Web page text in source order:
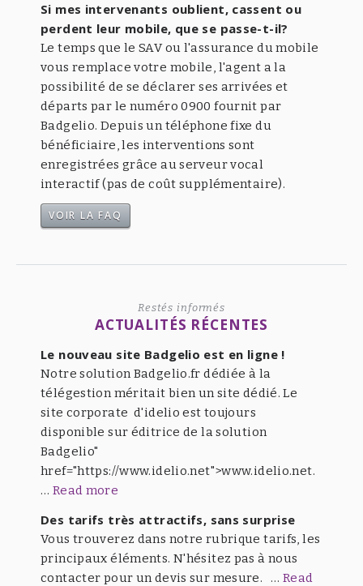
Si mes intervenants oublient, cassent ou
perdent leur mobile, que se passe-t-il?
Le temps que le SAV ou l'assurance du mobile
vous remplace votre mobile, l'agent a la
possibilité de se déclarer ses arrivées et
départs par le numéro 0900 fournit par
Badgelio. Depuis un téléphone fixe du
bénéficiaire, les interventions sont
enregistrées grâce au serveur vocal
interactif (pas de coût supplémentaire).
VOIR LA FAQ
Restés informés
ACTUALITÉS RÉCENTES
Le nouveau site Badgelio est en ligne !
Notre solution Badgelio.fr dédiée à la
télégestion méritait bien un site dédié. Le
site corporate d'idelio est toujours
disponible sur éditrice de la solution
Badgelio"
href="https://www.idelio.net">www.idelio.net.
… Read more
Des tarifs très attractifs, sans surprise
Vous trouverez dans notre rubrique tarifs, les
principaux éléments. N'hésitez pas à nous
contacter pour un devis sur mesure. … Read